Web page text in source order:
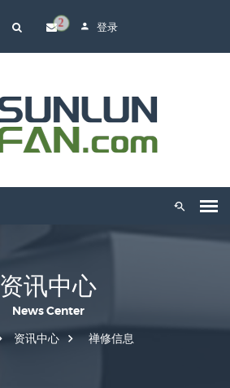
2 登录
资讯中心
News Center
资讯中心 禅修信息